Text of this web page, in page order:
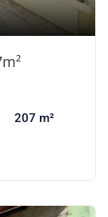
207 m²